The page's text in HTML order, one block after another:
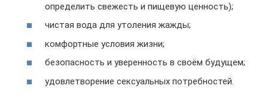
определить свежесть и пищевую ценность);
чистая вода для утоления жажды;
комфортные условия жизни;
безопасность и уверенность в своём будущем;
удовлетворение сексуальных потребностей.